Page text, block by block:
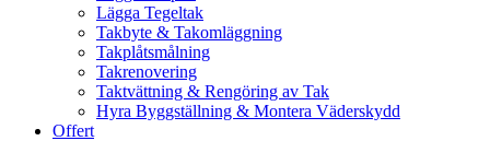
Lägga Tegeltak
Takbyte & Takomläggning
Takplåtsmålning
Takrenovering
Taktvättning & Rengöring av Tak
Hyra Byggställning & Montera Väderskydd
Offert